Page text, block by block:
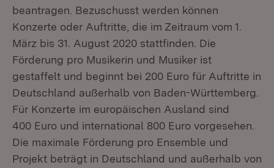
beantragen. Bezuschusst werden können
Konzerte oder Auftritte, die im Zeitraum vom 1.
März bis 31. August 2020 stattfinden. Die
Förderung pro Musikerin und Musiker ist
gestaffelt und beginnt bei 200 Euro für Auftritte in
Deutschland außerhalb von Baden-Württemberg.
Für Konzerte im europäischen Ausland sind
400 Euro und international 800 Euro vorgesehen.
Die maximale Förderung pro Ensemble und
Projekt beträgt in Deutschland und außerhalb von